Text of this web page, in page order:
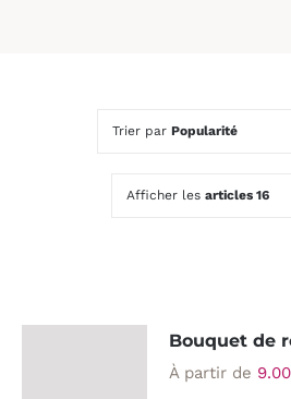
Trier par Popularité
Afficher les articles 16
Bouquet de
À partir de 9.00